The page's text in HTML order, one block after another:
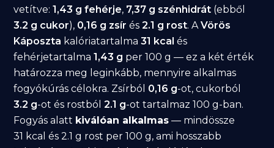
vetítve:1,43 g fehérje, 7,37 g szénhidrát (ebből
3.2 g cukor), 0,16 g zsír és2.1 g rost. AVörös
Káposzta kalóriatartalma31 kcal és
fehérjetartalma1,43 g per 100 g — ez a két érték
határozza meg leginkább, mennyire alkalmas
fogyókúrás célokra. Zsírból 0,16 g-ot, cukorból
3.2 g-ot és rostból2.1 g-ot tartalmaz 100 g-ban.
Fogyás alatt kiválóan alkalmas — mindössze
31 kcal és 2.1 g rost per 100 g, ami hosszabb